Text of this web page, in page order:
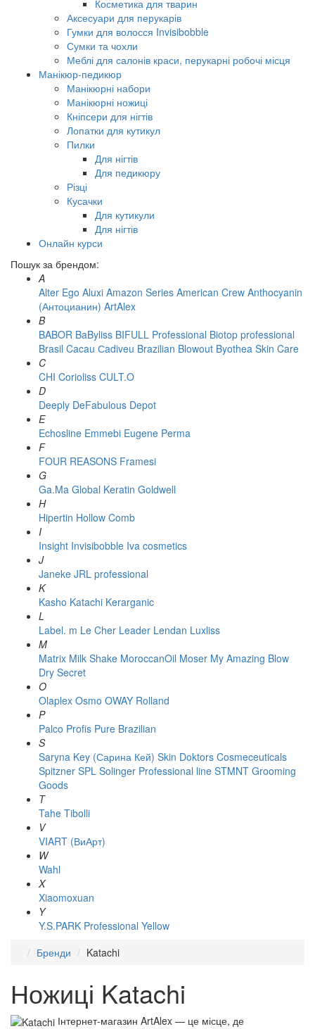
Косметика для тварин
Аксесуари для перукарів
Гумки для волосся Invisibobble
Сумки та чохли
Меблі для салонів краси, перукарні робочі місця
Манікюр-педикюр
Манікюрні набори
Манікюрні ножиці
Кніпсери для нігтів
Лопатки для кутикул
Пилки
Для нігтів
Для педикюру
Різці
Кусачки
Для кутикули
Для нігтів
Онлайн курси
Пошук за брендом:
A
Alter Ego Aluxi Amazon Series American Crew Anthocyanin
(Антоцианин) ArtAlex
B
BABOR BaByliss BIFULL Professional Biotop professional
Brasil Cacau Сadiveu Brazilian Blowout Byothea Skin Care
C
CHI Corioliss CULT.O
D
Deeply DeFabulous Depot
E
Echosline Emmebi Eugene Perma
F
FOUR REASONS Framesi
G
Ga.Ma Global Keratin Goldwell
H
Hipertin Hollow Comb
I
Insight Invisibobble Iva cosmetics
J
Janeke JRL professional
K
Kasho Katachi Kerarganic
L
Label. m Le Cher Leader Lendan Luxliss
M
Matrix Milk Shake MoroccanOil Moser My Amazing Blow
Dry Secret
O
Olaplex Osmo OWAY Rolland
P
Palco Profis Pure Brazilian
S
Saryna Key (Сарина Кей) Skin Doktors Cosmeceuticals
Spitzner SPL Solinger Professional line STMNT Grooming
Goods
T
Tahe Tibolli
V
VIART (ВиАрт)
W
Wahl
X
Xiaomoxuan
Y
Y.S.PARK Professional Yellow
Бренди
Katachi
Ножиці Katachi
Інтернет-магазин ArtAlex — це місце, де